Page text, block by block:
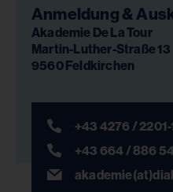
Anmeldung &
Akademie De La Tour
Martin-Luther-Straße 13
9560 Feldkirchen
+43 4276 /
+43 664 / 886